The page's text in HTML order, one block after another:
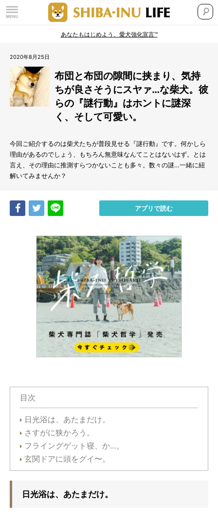
あなたもはじめよう、愛犬強化宣言™
2020年8月25日
布団と布団の隙間に挟まり、気持
ちが良さそうにスヤァ…な柴犬。彼
らの『謎行動』はホントに謎深
く、そして可愛い。
今回ご紹介するのは柴犬たちが普段見せる『謎行動』です。何かしら
理由があるのでしょう、もちろん無意味なんてことはないはず。とは
言え、その理由に推測すらつかないことも多々。数々の謎…一緒に紐
解いてみませんか？
Share Tweet アプリで読む
目次
日光浴は、あたまだけ。
さすがに狭かろう。
フライングゲット寝、か…。
玄関ドアに頭をグイ〜。
日光浴は、あたまだけ。